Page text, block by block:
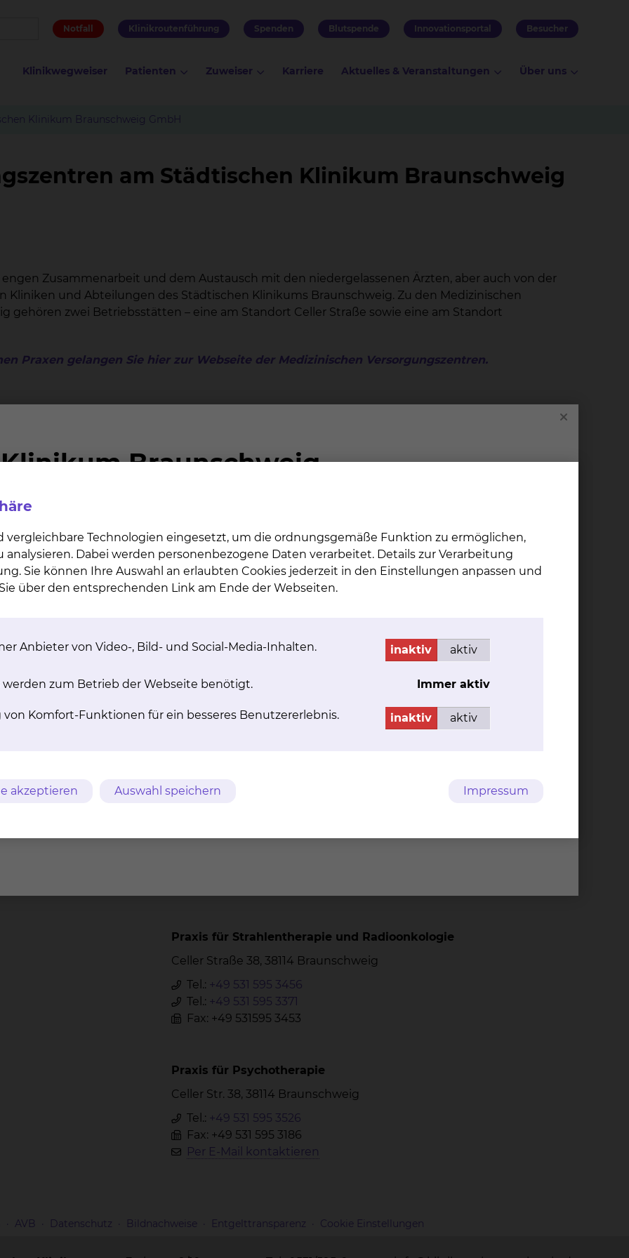
Notfall Klinikroutenführung Spenden Blutspende Innovationsportal Besucher
Klinikwegweiser Patienten Zuweiser Karriere Aktuelles & Veranstaltungen Über uns
Klinikum Braunschweig GmbH
am Städtischen Klinikum Braunschweig
Zusammenarbeit und dem Austausch mit den niedergelassenen Ärzten, aber auch von der
Kliniken und Abteilungen des Städtischen Klinikums Braunschweig. Zu den Medizinischen
gehören zwei Betriebsstätten – eine am Standort Celler Straße sowie eine am Standort
Praxen gelangen Sie hier zur Webseite der Medizinischen Versorgungszentren.
Tel.:+49 531 595 2361
Fax: +49 531 595 4411
Per E-Mail kontaktieren
Salzdahlumer Straße 90, 38126 Braunschweig
Tel.:+49 531 595 3043
Per E-Mail kontaktieren
Praxis für Strahlentherapie und Radioonkologie
Celler Straße 38, 38114 Braunschweig
Tel.: +49 531 595 3456
Tel.: +49 531 595 3371
Fax: +49 531595 3453
Praxis für Psychotherapie
Celler Str. 38, 38114 Braunschweig
Tel.: +49 531 595 3526
Fax: +49 531 595 3186
Per E-Mail kontaktieren
AVB Datenschutz Bildnachweise Entgelttransparenz Cookie Einstellungen
vergleichbare Technologien eingesetzt, um die ordnungsgemäße Funktion zu ermöglichen,
Dabei werden personenbezogene Daten verarbeitet. Details zur Verarbeitung
Sie können Ihre Auswahl an erlaubten Cookies jederzeit in den Einstellungen anpassen und
über den entsprechenden Link am Ende der Webseiten.
Anbieter von Video-, Bild- und Social-Media-Inhalten. inaktiv aktiv
werden zum Betrieb der Webseite benötigt. Immer aktiv
Komfort-Funktionen für ein besseres Benutzererlebnis. inaktiv aktiv
akzeptieren Auswahl speichern Impressum